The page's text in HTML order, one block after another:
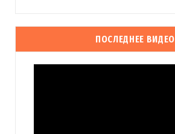
ПОСЛЕДНЕЕ ВИДЕО